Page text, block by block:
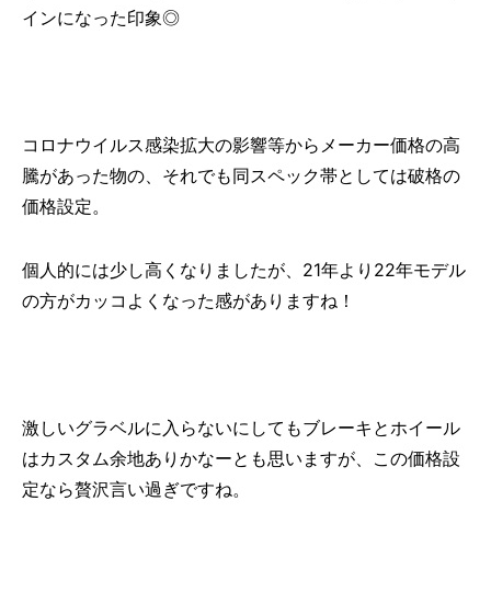
インになった印象◎
コロナウイルス感染拡大の影響等からメーカー価格の高
騰があった物の、それでも同スペック帯としては破格の
価格設定。
個人的には少し高くなりましたが、21年より22年モデル
の方がカッコよくなった感がありますね！
激しいグラベルに入らないにしてもブレーキとホイール
はカスタム余地ありかなーとも思いますが、この価格設
定なら贅沢言い過ぎですね。